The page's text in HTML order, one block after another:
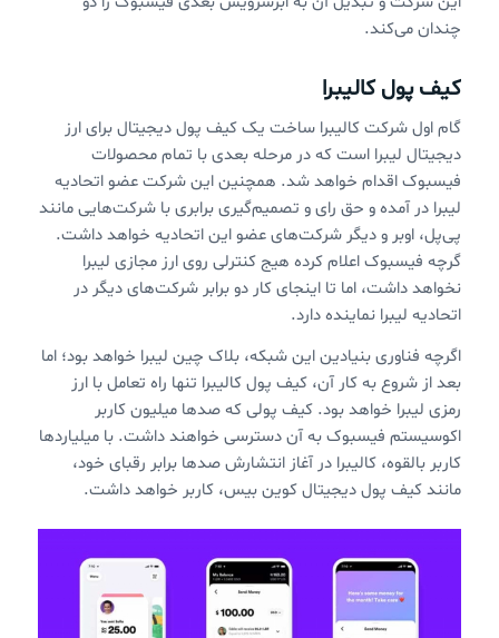
چندان می‌کند.
کیف پول کالیبرا
گام اول شرکت کالیبرا ساخت یک کیف پول دیجیتال برای ارز
دیجیتال لیبرا است که در مرحله بعدی با تمام محصولات
فیسبوک اقدام خواهد شد. همچنین این شرکت عضو اتحادیه
لیبرا در آمده و حق رای و تصمیم‌گیری برابری با شرکت‌هایی مانند
پی‌پل، اوبر و دیگر شرکت‌های عضو این اتحادیه خواهد داشت.
گرچه فیسبوک اعلام کرده هیج کنترلی روی ارز مجازی لیبرا
نخواهد داشت، اما تا اینجای کار دو برابر شرکت‌های دیگر در
اتحادیه لیبرا نماینده دارد.
اگرچه فناوری بنیادین این شبکه، بلاک چین لیبرا خواهد بود؛ اما
بعد از شروع به کار آن، کیف پول کالیبرا تنها راه تعامل با ارز
رمزی لیبرا خواهد بود. کیف پولی که صدها میلیون کاربر
اکوسیستم فیسبوک به آن دسترسی خواهند داشت. با میلیاردها
کاربر بالقوه، کالیبرا در آغاز انتشارش صدها برابر رقبای خود،
مانند کیف پول دیجیتال کوین بیس، کاربر خواهد داشت.